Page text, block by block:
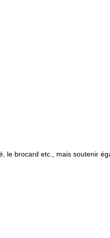
le brocard etc., mais soutenir